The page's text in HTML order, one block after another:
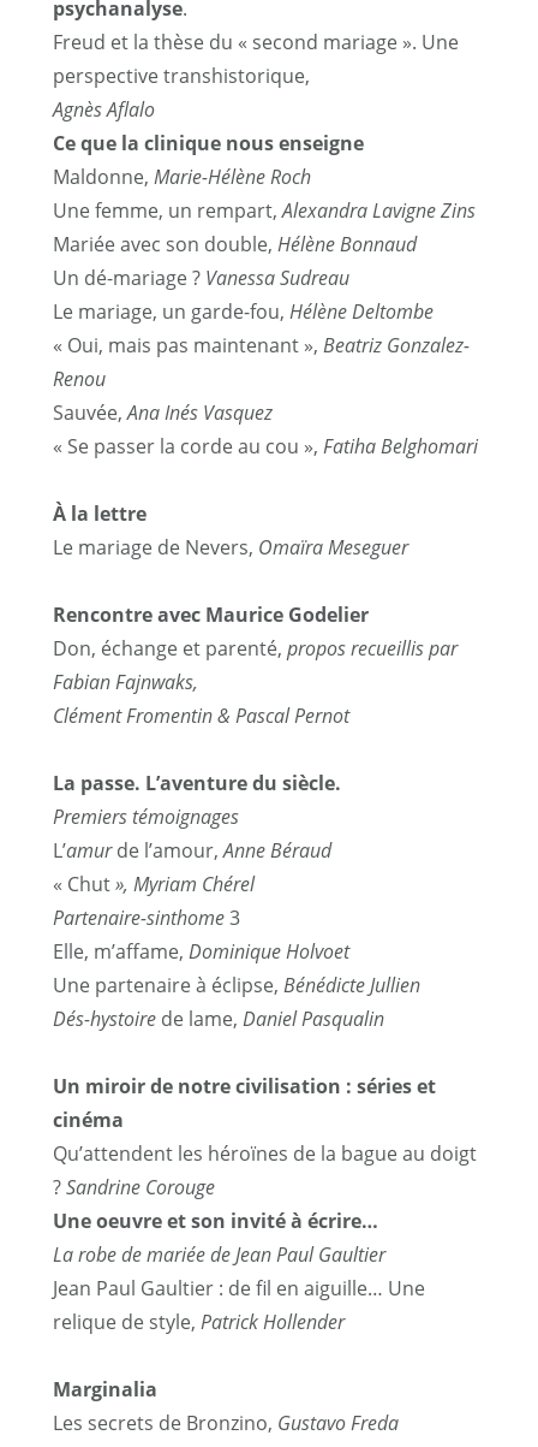
psychanalyse.
Freud et la thèse du « second mariage ». Une
perspective transhistorique,
Agnès Aflalo
Ce que la clinique nous enseigne
Maldonne, Marie-Hélène Roch
Une femme, un rempart,Alexandra Lavigne Zins
Mariée avec son double, Hélène Bonnaud
Un dé-mariage ? Vanessa Sudreau
Le mariage, un garde-fou, Hélène Deltombe
« Oui, mais pas maintenant », Beatriz Gonzalez-
Renou
Sauvée,Ana Inés Vasquez
« Se passer la corde au cou », Fatiha Belghomari
À la lettre
Le mariage de Nevers, Omaïra Meseguer
Rencontre avec Maurice Godelier
Don, échange et parenté, propos recueillis par
Fabian Fajnwaks,
Clément Fromentin & Pascal Pernot
La passe. L’aventure du siècle.
Premiers témoignages
L’amurde l’amour,Anne Béraud
« Chut», Myriam Chérel
Partenaire-sinthome3
Elle, m’affame, Dominique Holvoet
Une partenaire à éclipse, Bénédicte Jullien
Dés-hystoire de lame, Daniel Pasqualin
Un miroir de notre civilisation : séries et
cinéma
Qu’attendent les héroïnes de la bague au doigt
?Sandrine Corouge
Une oeuvre et son invité à écrire…
La robe de mariée de Jean Paul Gaultier
Jean Paul Gaultier : de fil en aiguille… Une
relique de style, Patrick Hollender
Marginalia
Les secrets de Bronzino, Gustavo Freda